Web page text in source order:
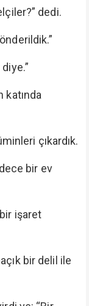
dedi.
katında
çıkardık.
bir ev
işaret
bir delil ile